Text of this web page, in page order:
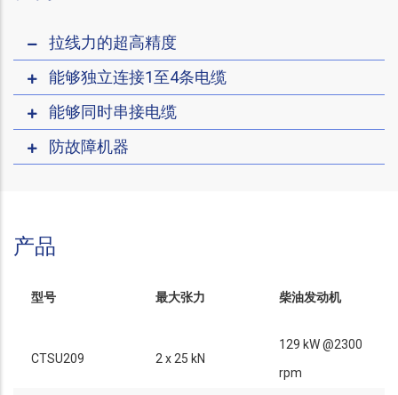
拉线力的超高精度
能够独立连接1至4条电缆
能够同时串接电缆
防故障机器
产品
型号 最大张力 柴油发动机
CTSU209 2 x 25 kN
129 kW @2300
rpm